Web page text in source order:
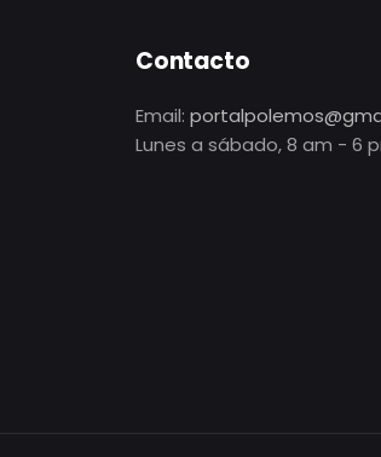
Contacto
Email:
Lunes a sábado, 8 am - 6